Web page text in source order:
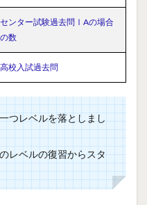
センター試験過去問ⅠAの場合
の数
高校入試過去問
つレベルを落としまし
レベルの復習からスタ